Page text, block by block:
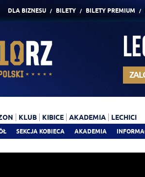
DLA BIZNESU BILETY BILETY PREMIUM
SEKCJA KOBIECA AKADEMIA
KLUB KIBICE AKADEMIA LECHICI